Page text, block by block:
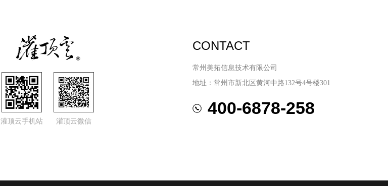
灌顶云手机站
灌顶云微信
CONTACT
常州美拓信息技术有限公司
地址：常州市新北区黄河中路132号4号楼301
400-6878-258